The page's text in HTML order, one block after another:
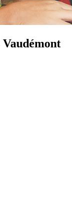
Vaudémont